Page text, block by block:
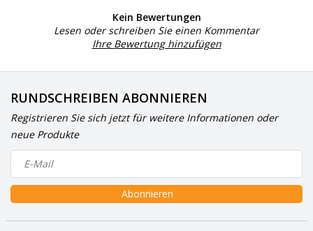
Kein Bewertungen
Lesen oder schreiben Sie einen Kommentar
Ihre Bewertung hinzufügen
RUNDSCHREIBEN ABONNIEREN
Registrieren Sie sich jetzt für weitere Informationen oder
neue Produkte
Abonnieren